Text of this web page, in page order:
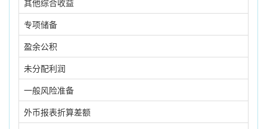
其他综合收益
专项储备
盈余公积
未分配利润
一般风险准备
外币报表折算差额